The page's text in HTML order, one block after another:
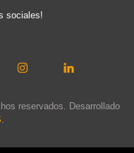
sociales!
reservados. Desarrollado
.